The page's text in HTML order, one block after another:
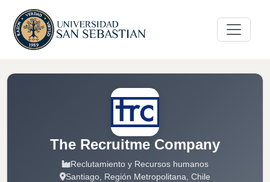
The Recruitme Company
Reclutamiento y Recursos humanos
Santiago, Región Metropolitana, Chile